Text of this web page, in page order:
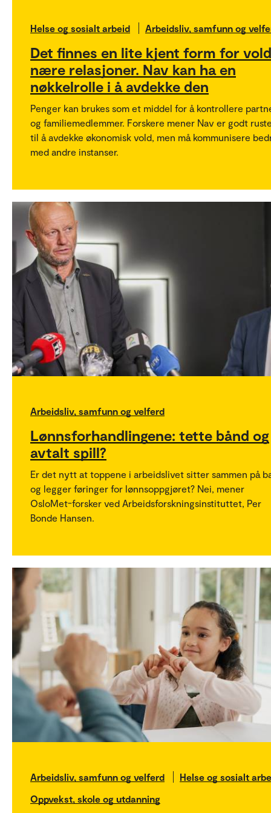
Helse og sosialt arbeid Arbeidsliv, samfunn og
Det finnes en lite kjent form for
nære relasjoner. Nav kan ha en
nøkkelrolle i å avdekke den
Penger kan brukes som et middel for å kontrollere
og familiemedlemmer. Forskere mener Nav er godt
til å avdekke økonomisk vold, men må kommunisere
med andre instanser.
Arbeidsliv, samfunn og velferd
Lønnsforhandlingene: tette bånd og
avtalt spill?
Er det nytt at toppene i arbeidslivet sitter sammen på
og legger føringer for lønnsoppgjøret? Nei, mener
OsloMet-forsker ved Arbeidsforskningsinstituttet, Per
Bonde Hansen.
Arbeidsliv, samfunn og velferd
Helse og sosialt
Oppvekst, skole og utdanning